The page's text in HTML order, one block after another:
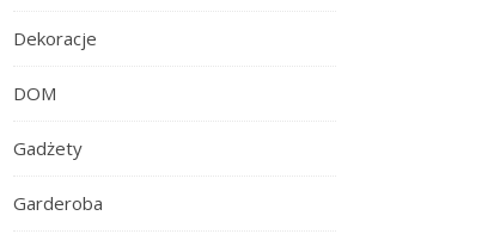
Dekoracje
DOM
Gadżety
Garderoba